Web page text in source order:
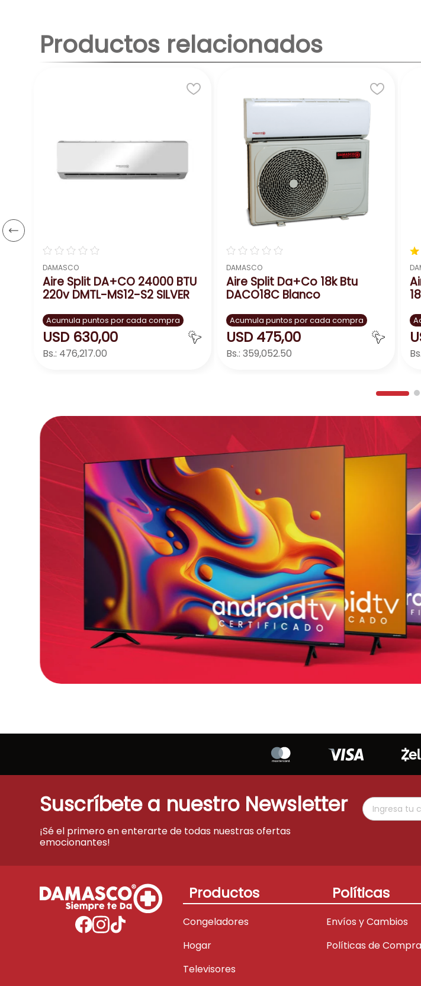
Productos relacionados
☆☆☆☆☆
DAMASCO
Aire Split DA+CO 24000 BTU
220v DMTL-MS12-S2 SILVER
Acumula puntos por cada compra
USD 630,00
Bs.: 476,217.00
☆☆☆☆☆
DAMASCO
Aire Split Da+Co 18k Btu
DACO18C Blanco
Acumula puntos por cada compra
USD 475,00
Bs.: 359,052.50
Suscríbete a nuestro Newsletter
¡Sé el primero en enterarte de todas nuestras ofertas
emocionantes!
Productos
Congeladores
Hogar
Televisores
Políticas
Envíos y Cambios
Políticas de Compra